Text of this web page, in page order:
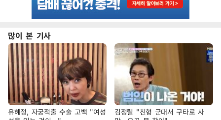
많이 본 기사
유혜정, 자궁적출 수술 고백 "여성
김정렬 "친형 군대서 구타로 사